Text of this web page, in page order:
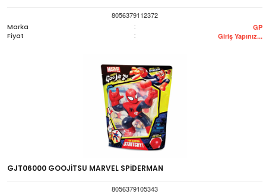
8056379112372
Marka
: GP
Fiyat : Giriş Yapınız...
GJT06000 GOOJİTSU MARVEL SPİDERMAN
8056379105343